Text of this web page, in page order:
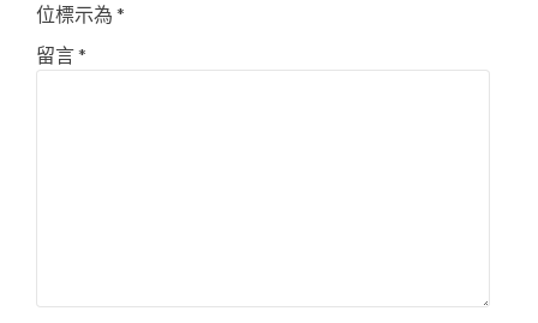
位標示為 *
留言*